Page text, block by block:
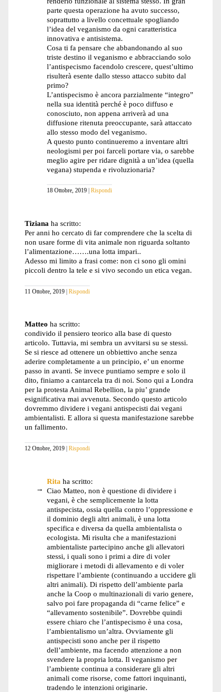
parte questa operazione ha avuto successo,
soprattutto a livello concettuale spogliando
l’idea del veganismo da ogni caratteristica
innovativa e antisistema.
Cosa ti fa pensare che abbandonando al suo
triste destino il veganismo e abbracciando solo
l’antispecismo facendolo crescere, quest’ultimo
risulterà esente dallo stesso attacco subito dal
primo?
L’antispecismo è ancora parzialmente “integro”
nella sua identità perché è poco diffuso e
conosciuto, non appena arriverà ad una
diffusione ritenuta preoccupante, sarà attaccato
allo stesso modo del veganismo.
A questo punto continueremo a inventare altri
neologismi per poi farceli portare via, o sarebbe
meglio agire per ridare dignità a un’idea (quella
vegana) stupenda e rivoluzionaria?
18 Ottobre, 2019 Rispondi
Tiziana ha scritto:
Per anni ho cercato di far comprendere che la scelta di
non usare forme di vita animale non riguarda soltanto
l’alimentazione…….una lotta impari..
Adesso mi limito a frasi come: non ci sono gli omini
piccoli dentro la tele e si vivo secondo un etica vegan.
11 Ottobre, 2019 Rispondi
Matteo ha scritto:
condivido il pensiero teorico alla base di questo
articolo. Tuttavia, mi sembra un avvitarsi su se stessi.
Se si riesce ad ottenere un obbiettivo anche senza
aderire completamente a un principio, e’ un enorme
passo in avanti. Se invece puntiamo sempre e solo il
dito, finiamo a cantarcela tra di noi. Sono qui a Londra
per la protesta Animal Rebellion, la piu’ grande
esignificativa mai avvenuta. Secondo questo articolo
dovremmo dividere i vegani antispecisti dai vegani
ambientalisti. E allora si questa manifestazione sarebbe
un fallimento.
12 Ottobre, 2019 Rispondi
Rita ha scritto:
Ciao Matteo, non è questione di dividere i
vegani, è che semplicemente la lotta
antispecista, ossia quella contro l’oppressione e
il dominio degli altri animali, è una lotta
specifica e diversa da quella ambientalista o
ecologista. Mi risulta che a manifestazioni
ambientaliste partecipino anche gli allevatori
stessi, i quali sono i primi a dire di voler
migliorare i metodi di allevamento e di voler
rispettare l’ambiente (continuando a uccidere gli
altri animali). Di rispetto dell’ambiente parla
anche la Coop o multinazionali di vario genere,
salvo poi fare propaganda di “carne felice” e
“allevamento sostenibile”. Dovrebbe quindi
essere chiaro che l’antispecismo è una cosa,
l’ambientalismo un’altra. Ovviamente gli
antispecisti sono anche per il rispetto
dell’ambiente, ma facendo attenzione a non
svendere la propria lotta. Il veganismo per
l’ambiente continua a considerare gli altri
animali come risorse, come fattori inquinanti,
tradendo le intenzioni originarie.